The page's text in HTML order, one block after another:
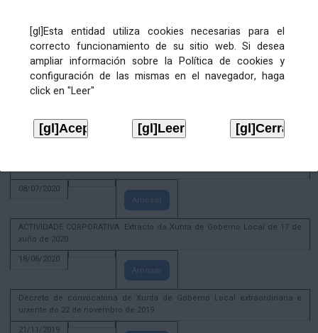
[gl]Esta entidad utiliza cookies necesarias para el
correcto funcionamiento de su sitio web. Si desea
ampliar información sobre la Política de cookies y
configuración de las mismas en el navegador, haga
click en "Leer"
Xunta de Goberno Local extraordinaria e urxente 01.08.2022
02/08/2022
Amosar
ACTIVIDADE CORPORATIVA. Xunta de Goberno Local do 30 de decembro
28/12/2020
Amosar
ACTIVIDADE CORPORATIVA. Extracto do Pleno ordinario de data 2.7.2020
08/07/2020
Amosar
ACTIVIDADE CORPORATIVA. Extracto da Xunta de Goberno Local de 17 de
xuño de 2020
18/06/2020
Amosar
Decreto de convocatoria de Xunta de Goberno Local extraordinaria e
urxente do 22 de novembro de 2019
21/11/2019